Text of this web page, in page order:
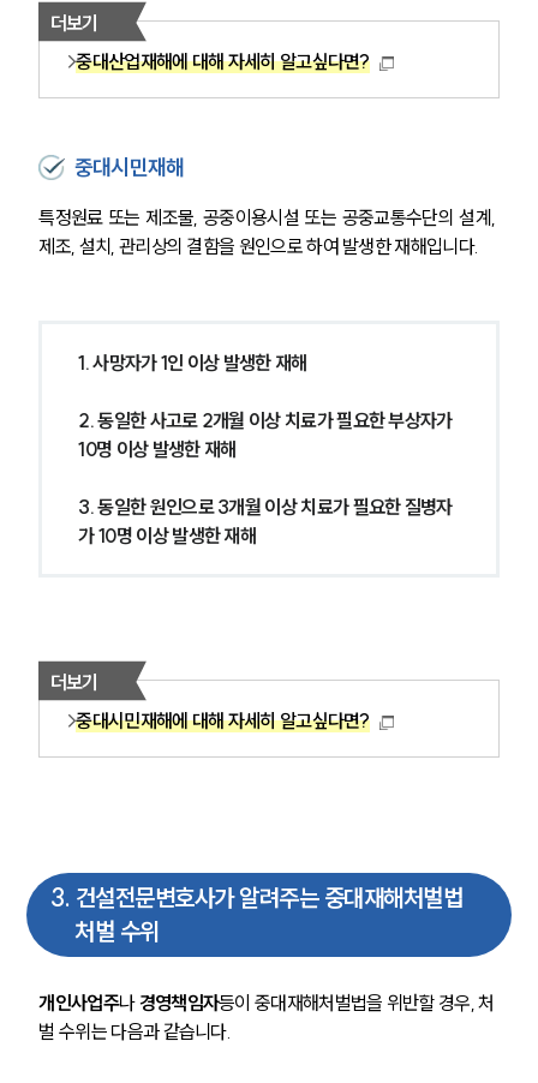
더보기
중대산업재해에 대해 자세히 알고싶다면?
중대시민재해
특정원료 또는 제조물, 공중이용시설 또는 공중교통수단의 설계,
제조, 설치, 관리상의 결함을 원인으로 하여 발생한 재해입니다.
1. 사망자가 1인 이상 발생한 재해
2. 동일한 사고로 2개월 이상 치료가 필요한 부상자가
10명 이상 발생한 재해
3. 동일한 원인으로 3개월 이상 치료가 필요한 질병자
가 10명 이상 발생한 재해
더보기
중대시민재해에 대해 자세히 알고싶다면?
3. 건설전문변호사가 알려주는 중대재해처벌법
처벌 수위
개인사업주나 경영책임자등이 중대재해처벌법을 위반할 경우, 처
벌 수위는 다음과 같습니다.